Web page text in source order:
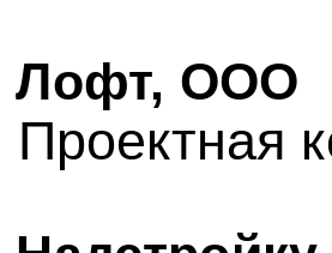
Лофт, ООО
Проектная